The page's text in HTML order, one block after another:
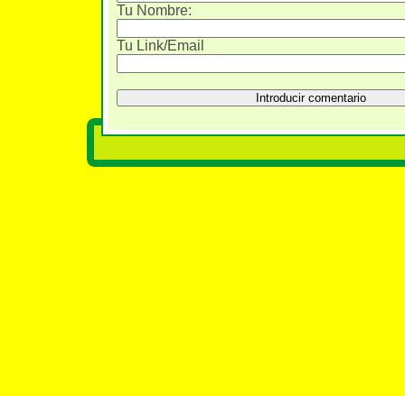
Tu Nombre:
Tu Link/Email